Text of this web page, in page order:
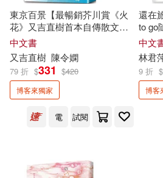
凱蒂．史考特(2)
凱西‧威利斯(2) 劉世美
劉必榮(2) 劉梓潔(2)
勞倫斯．康寧漢(2)
天下生活(2) 小木馬出
小樹文化(2) 左西心創
巴巴文化(2) 幼獅文化
日日幸福(2)
東京百景【最暢銷芥川賞《火
花》又吉直樹首本自傳散文集.︀
獨家金句扉頁+繁中版後記】
中文書
又吉直樹 陳令嫻
79 折 $331 $420
博客來獨家
電 試閱
還在
to go
貼】
中文
林君
9 折 $
博客